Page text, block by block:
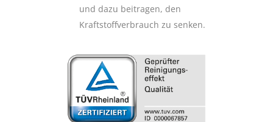
und dazu beitragen, den
Kraftstoffverbrauch zu senken.